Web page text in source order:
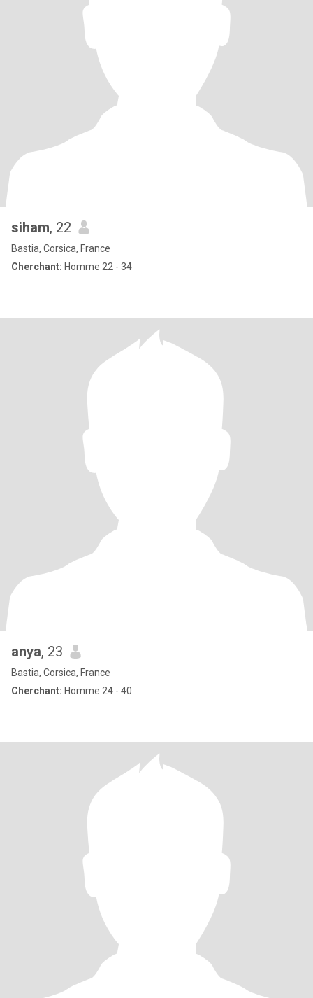
siham, 22
Bastia, Corsica, France
Cherchant: Homme 22 - 34
anya, 23
Bastia, Corsica, France
Cherchant: Homme 24 - 40